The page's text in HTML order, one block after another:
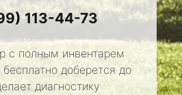
113-44-73
с полным инвентарем
доберется до
диагностику